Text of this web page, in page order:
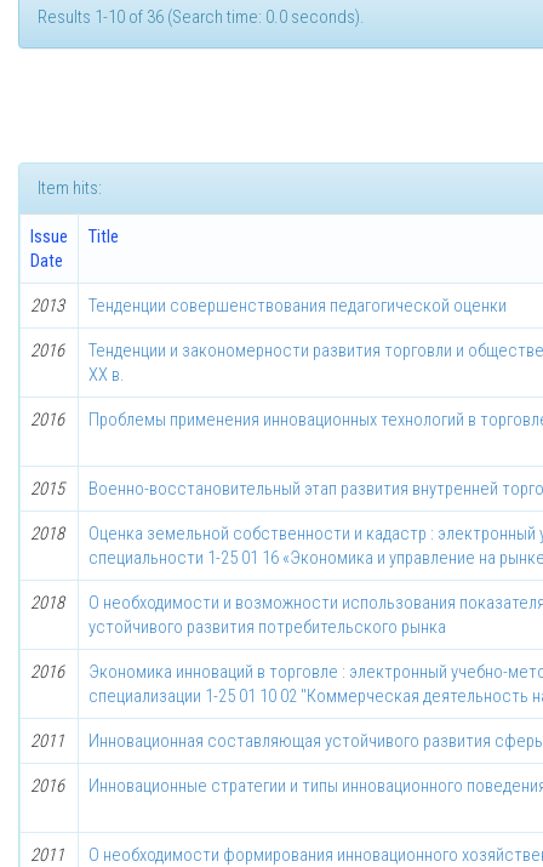
Results 1-10 of 36 (Search time: 0.0 seconds).
Item hits:
Issue
Date
Title
2013 Тенденции совершенствования педагогической оценки
2016
Тенденции и закономерности развития торговли и
ХХ в.
2016 Проблемы применения инновационных технологий в
2015 Военно-восстановительный этап развития внутренней
2018
Оценка земельной собственности и кадастр :
специальности 1-25 01 16 «Экономика и управление на
2018
О необходимости и возможности использования
устойчивого развития потребительского рынка
2016
Экономика инноваций в торговле : электронный учебно-
специализации 1-25 01 10 02 "Коммерческая деятельность
2011 Инновационная составляющая устойчивого развития
2016 Инновационные стратегии и типы инновационного
2011 О необходимости формирования инновационного